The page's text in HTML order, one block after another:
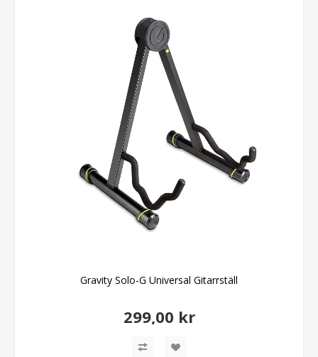
Gravity Solo-G Universal Gitarrställ
299,00 kr